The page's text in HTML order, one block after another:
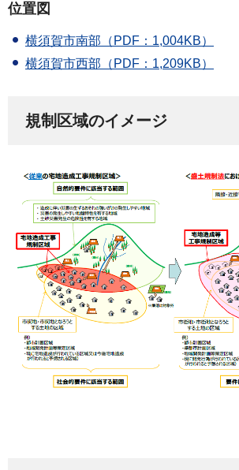
位置図
横須賀市南部（PDF：1,004KB）
横須賀市西部（PDF：1,209KB）
規制区域のイメージ